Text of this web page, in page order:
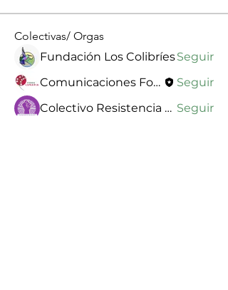
Colectivas/ Orgas
Fundación Los ColibríesSeguir
Comunicaciones Fondo Lunaria
Seguir
Colectivo Resistencia Aquitania Seguir